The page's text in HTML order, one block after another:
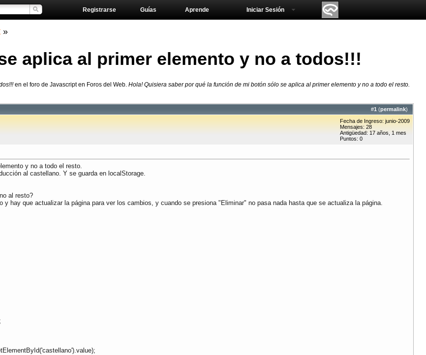
Aprende
Guías
Registrarse Iniciar Sesión
»
aplica al primer elemento y no a todos!!!
en el foro de Javascript en Foros del Web. Hola! Quisiera saber por qué la función de mi botón sólo se aplica al primer elemento y no a todo el resto.
#1 (permalink)
Fecha de Ingreso: junio-2009
Mensajes: 28
Antigüedad: 17 años, 1 mes
Puntos: 0
y no a todo el resto.
al castellano. Y se guarda en localStorage.
al resto?
hay que actualizar la página para ver los cambios, y cuando se presiona "Eliminar" no pasa nada hasta que se actualiza la página.